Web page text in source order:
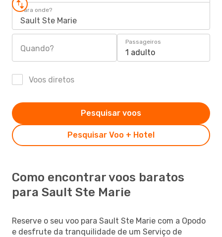
Para onde?
Sault Ste Marie
Quando?
Passageiros
1 adulto
Voos diretos
Pesquisar Voo + Hotel
Pesquisar voos
Como encontrar voos baratos
para Sault Ste Marie
Reserve o seu voo para Sault Ste Marie com a Opodo
e desfrute da tranquilidade de um Serviço de